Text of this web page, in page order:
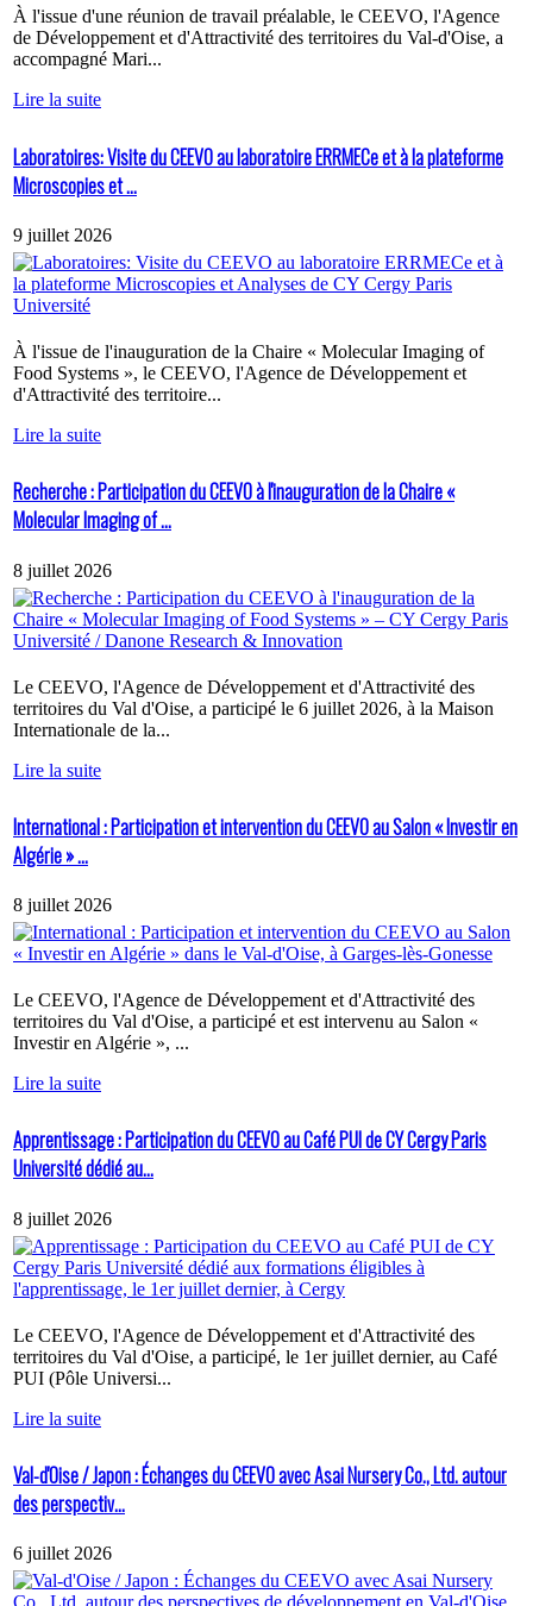
À l'issue d'une réunion de travail préalable, le CEEVO, l'Agence
de Développement et d'Attractivité des territoires du Val-d'Oise, a
accompagné Mari...
Lire la suite
Laboratoires: Visite du CEEVO au laboratoire ERRMECe et à la plateforme
Microscopies et ...
9 juillet 2026
À l'issue de l'inauguration de la Chaire « Molecular Imaging of
Food Systems », le CEEVO, l'Agence de Développement et
d'Attractivité des territoire...
Lire la suite
Recherche : Participation du CEEVO à l'inauguration de la Chaire «
Molecular Imaging of ...
8 juillet 2026
Le CEEVO, l'Agence de Développement et d'Attractivité des
territoires du Val d'Oise, a participé le 6 juillet 2026, à la Maison
Internationale de la...
Lire la suite
International : Participation et intervention du CEEVO au Salon « Investir en
Algérie » ...
8 juillet 2026
Le CEEVO, l'Agence de Développement et d'Attractivité des
territoires du Val d'Oise, a participé et est intervenu au Salon «
Investir en Algérie », ...
Lire la suite
Apprentissage : Participation du CEEVO au Café PUI de CY Cergy Paris
Université dédié au...
8 juillet 2026
Le CEEVO, l'Agence de Développement et d'Attractivité des
territoires du Val d'Oise, a participé, le 1er juillet dernier, au Café
PUI (Pôle Universi...
Lire la suite
Val-d'Oise / Japon : Échanges du CEEVO avec Asai Nursery Co., Ltd. autour
des perspectiv...
6 juillet 2026